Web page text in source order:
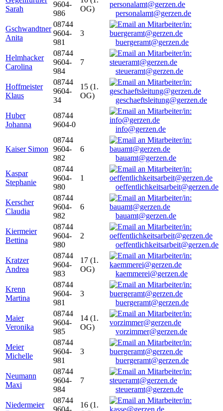
Sarah
9604-
986
OG)
personalamt@gerzen.de
Gschwandtner
Anita
08744
9604-
981
3
buergeramt@gerzen.de
Helmhacker
Carolina
08744
9604-
984
7
steueramt@gerzen.de
Hoffmeister
Klaus
08744
9604-
34
15 (1.
OG)
geschaeftsleitung@gerzen.de
Huber
Johanna
08744
9604-0
info@gerzen.de
Kaiser Simon
08744
9604-
982
6
bauamt@gerzen.de
Kaspar
Stephanie
08744
9604-
980
1
oeffentlichkeitsarbeit@gerzen.de
Kerscher
Claudia
08744
9604-
982
6
bauamt@gerzen.de
Kiermeier
Bettina
08744
9604-
980
2
oeffentlichkeitsarbeit@gerzen.de
Kratzer
Andrea
08744
9604-
983
17 (1.
OG)
kaemmerei@gerzen.de
Krenn
Martina
08744
9604-
981
3
buergeramt@gerzen.de
Maier
Veronika
08744
9604-
985
14 (1.
OG)
vorzimmer@gerzen.de
Meier
Michelle
08744
9604-
981
3
buergeramt@gerzen.de
Neumann
Maxi
08744
9604-
984
7
steueramt@gerzen.de
Niedermeier
08744
9604-
16 (1.